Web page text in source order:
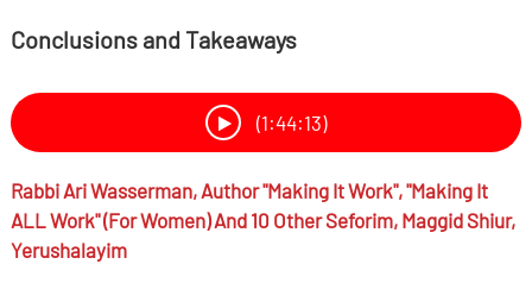
Conclusions and Takeaways
(1:44:13)
RabbiAri Wasserman, Author "Making It Work", "Making It
ALL Work" (for Women) And 10 Other Seforim, Maggid Shiur,
Yerushalayim